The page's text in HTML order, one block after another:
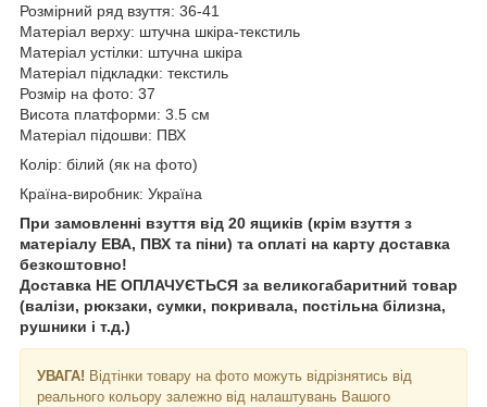
Розмірний ряд взуття: 36-41
Матеріал верху: штучна шкіра-текстиль
Матеріал устілки: штучна шкіра
Матеріал підкладки: текстиль
Розмір на фото: 37
Висота платформи: 3.5 см
Матеріал підошви: ПВХ
Колір: білий (як на фото)
Країна-виробник: Україна
При замовленні взуття від 20 ящиків (крім взуття з
матеріалу ЕВА, ПВХ та піни) та оплаті на карту доставка
безкоштовно!
Доставка НЕ ​​ОПЛАЧУЄТЬСЯ за великогабаритний товар
(валізи, рюкзаки, сумки, покривала, постільна білизна,
рушники і т.д.)
УВАГА! Відтінки товару на фото можуть відрізнятись від
реального кольору залежно від налаштувань Вашого